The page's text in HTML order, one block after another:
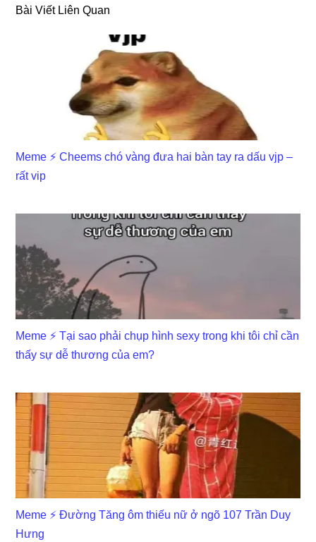
Bài Viết Liên Quan
Meme ⚡ Cheems chó vàng đưa hai bàn tay ra dấu vjp –
rất vip
Meme ⚡ Tại sao phải chụp hình sexy trong khi tôi chỉ cần
thấy sự dễ thương của em?
Meme ⚡ Đường Tăng ôm thiếu nữ ở ngõ 107 Trần Duy
Hưng